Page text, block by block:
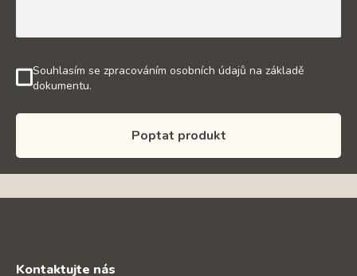
Souhlasím se zpracováním osobních údajů na základě
dokumentu.
Poptat produkt
Kontaktujte nás